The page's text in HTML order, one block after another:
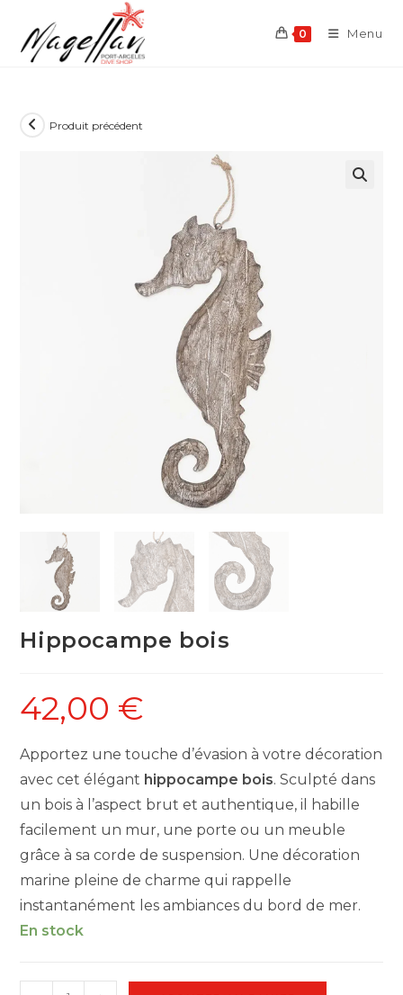
content
0 Menu
Produit précédent
Hippocampe bois
42,00 €
Apportez une touche d’évasion à votre décoration
avec cet élégant hippocampe bois. Sculpté dans
un bois à l’aspect brut et authentique, il habille
facilement un mur, une porte ou un meuble
grâce à sa corde de suspension. Une décoration
marine pleine de charme qui rappelle
instantanément les ambiances du bord de mer.
En stock
quantité